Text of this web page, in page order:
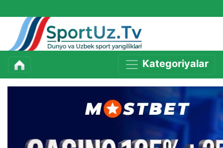
Kategoriyalar